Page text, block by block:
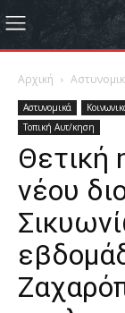
Αρχική
Αστυνομικά
Τοπική Αυτ/κηση
Θετική
νέου